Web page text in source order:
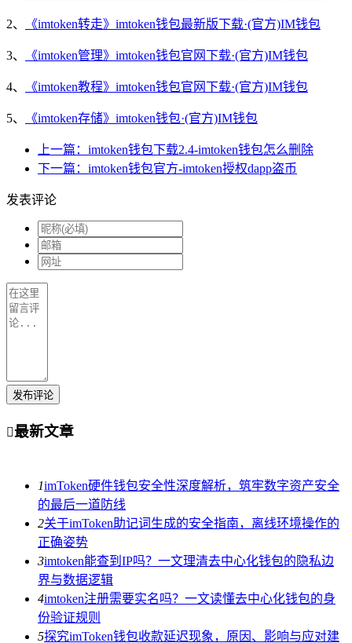
2、 《imtoken转走》imtoken钱包最新版下载·(官方)IM钱包
3、 《imtoken管理》imtoken钱包官网下载·(官方)IM钱包
4、 《imtoken教程》imtoken钱包官网下载·(官方)IM钱包
5、 《imtoken存储》imtoken钱包·(官方)IM钱包
上一篇：imtoken钱包下载2.4-imtoken钱包怎么删除
下一篇：imtoken钱包官方-imtoken授权dapp盗币
发表评论
发布评论
最新文章
1imToken硬件钱包安全性深度解析，筑牢数字资产安全
的最后一道防线
2关于imToken助记词生成的安全指南，离线环境操作的
正确姿势
3imtoken能查到IP吗？一文理清去中心化钱包的隐私边
界与数据逻辑
4imtoken注册需要实名吗？一文读懂去中心化钱包的身
份验证规则
5探究imToken钱包收款延迟现象，原因、影响与应对建